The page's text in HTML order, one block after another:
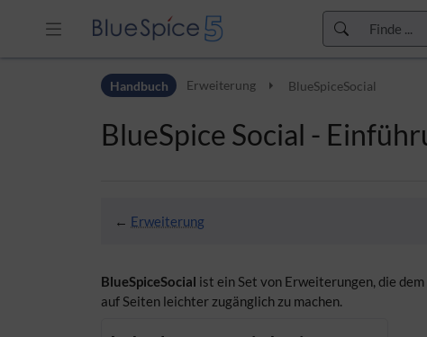
Zur Hauptnavigation
Zum Arbeitsbereich
Handbuch Erweiterung BlueSpiceSocial
BlueSpice Social -
← Erweiterung
BlueSpiceSocial ist ein Set von Erweiterungen, die
auf Seiten leichter zugänglich zu machen.